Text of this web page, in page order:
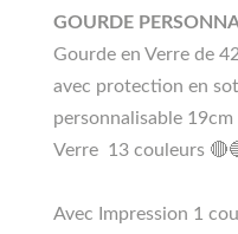
GOURDE
Gourde en Verre de
avec protection en
personnalisable 19cm
Verre 13 couleurs
Avec Impression 1